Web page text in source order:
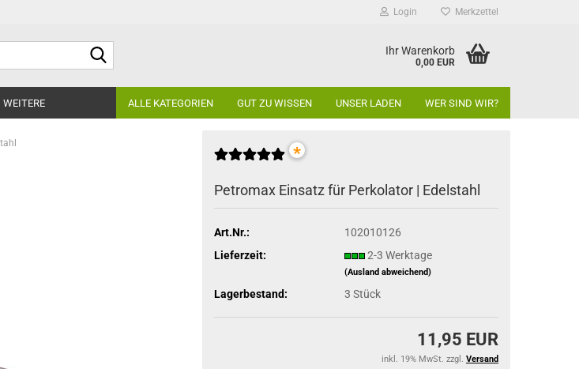
Login Merkzettel
Ihr Warenkorb
0,00 EUR
ALLE KATEGORIEN GUT ZU WISSEN UNSER LADEN WER SIND WIR?
WEITERE
*
Petromax Einsatz für Perkolator | Edelstahl
Art.Nr.:
102010126
Lieferzeit:
2-3 Werktage
(Ausland abweichend)
Lagerbestand: 3 Stück
11,95 EUR
inkl. 19% MwSt. zzgl. Versand